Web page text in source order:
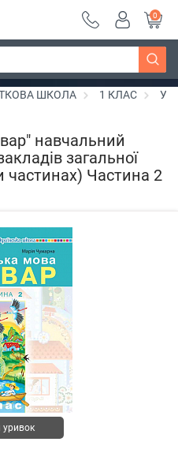
грн ~
Дізнатись більше
0
ШКОЛА 1 КЛАС
навчальний
загальної
частинах) Частина 2
уривок